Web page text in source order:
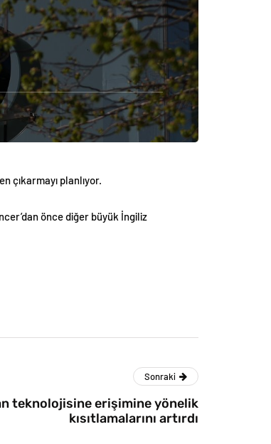
çıkarmayı planlıyor.
önce diğer büyük İngiliz
Sonraki
teknolojisine erişimine yönelik
kısıtlamalarını artırdı